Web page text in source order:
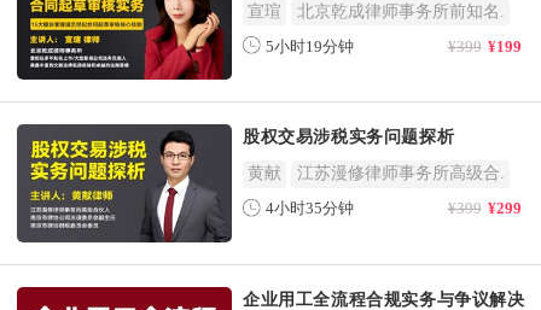
宣瑄 北京乾成律师事务所前知名.
5小时19分钟 ¥399 ¥199
股权交易涉税实务问题探析
黄献 江苏漫修律师事务所高级合.
4小时35分钟 ¥399 ¥299
企业用工全流程合规实务与争议解决